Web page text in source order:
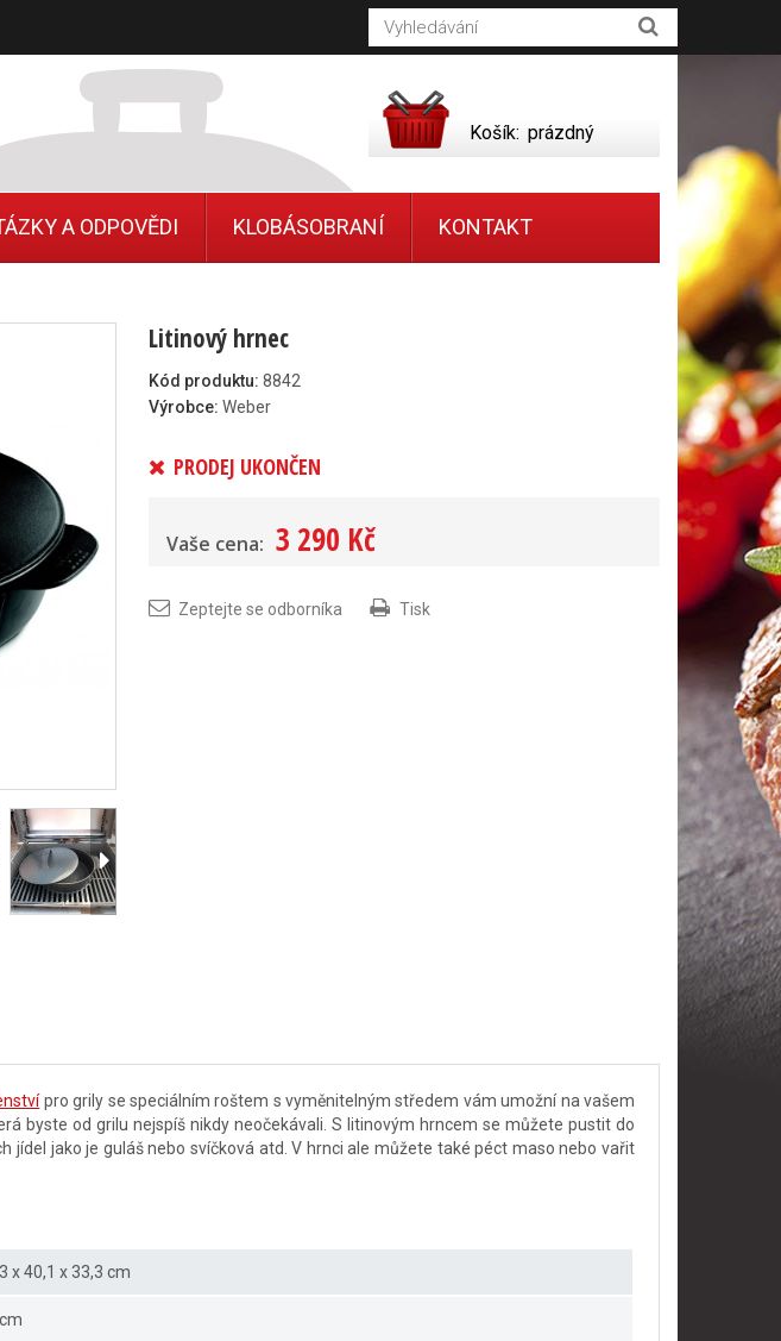
Litinový hrnec
Kód produktu: 8842
Výrobce: Weber
PRODEJ UKONČEN
Vaše cena: 3 290 Kč
Zeptejte se odborníka Tisk
pro grily se speciálním roštem s vyměnitelným středem vám umožní na vašem
byste od grilu nejspíš nikdy neočekávali. S litinovým hrncem se můžete pustit do
jídel jako je guláš nebo svíčková atd. V hrnci ale můžete také péct maso nebo vařit
x 40,1 x 33,3 cm
Košík: prázdný
A ODPOVĚDI KLOBÁSOBRANÍ KONTAKT